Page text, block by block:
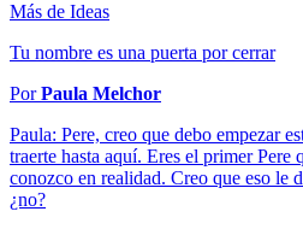
Más de Ideas
Tu nombre es una puerta por cerrar
PorPaula Melchor
Paula: Pere, creo que debo empezar
traerte hasta aquí. Eres el primer Pere
conozco en realidad. Creo que eso le
¿no?